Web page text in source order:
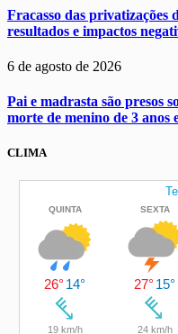
Fracasso das
resultados e impactos
6 de agosto de 2026
Pai e madrasta são presos
morte de menino de 3 anos
CLIMA